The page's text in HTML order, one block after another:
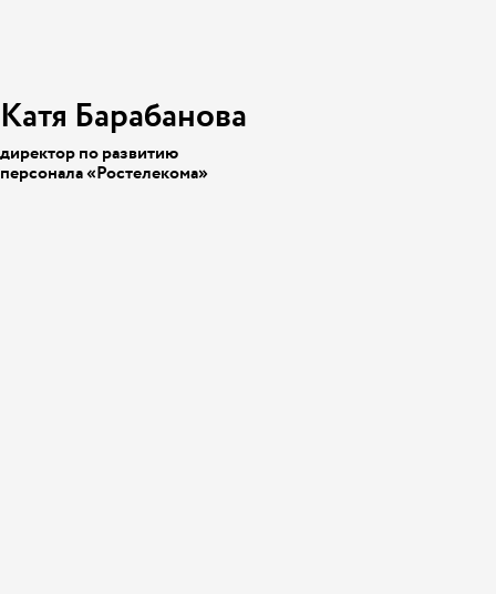
Катя Барабанова
директор по развитию
персонала «Ростелекома»